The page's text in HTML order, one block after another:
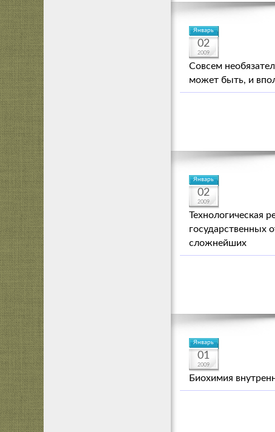
Январь
02
2009
Совсем
может быть, и
Январь
02
2009
Технологическая
государственных
сложнейших
Январь
01
2009
Биохимия